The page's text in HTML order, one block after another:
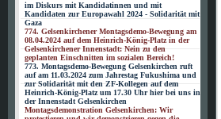
im Diskurs mit Kandidatinnen und mit
Kandidaten zur Europawahl 2024 - Solidarität mit
Gaza
774. Gelsenkirchener Montagsdemo-Bewegung am
08.04.2024 auf dem Heinrich-König-Platz in der
Gelsenkirchener Innenstadt: Nein zu den
geplanten Einschnitten im sozialen Bereich!
773. Montagsdemo-Bewegung Gelsenkirchen ruft
auf am 11.03.2024 zum Jahrestag Fukushima und
zur Solidarität mit den ZF-Kollegen auf dem
Heinrich-König-Platz um 17.30 Uhr hier bei uns in
der Innenstadt Gelsenkirchen
Montagsdemonstration Gelsenkirchen: Wir